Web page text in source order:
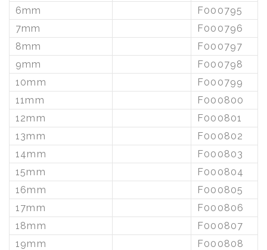
6mm
F000795
7mm
F000796
8mm
F000797
9mm
F000798
10mm
F000799
11mm
F000800
12mm
F000801
13mm
F000802
14mm
F000803
15mm
F000804
16mm
F000805
17mm
F000806
18mm
F000807
19mm
F000808